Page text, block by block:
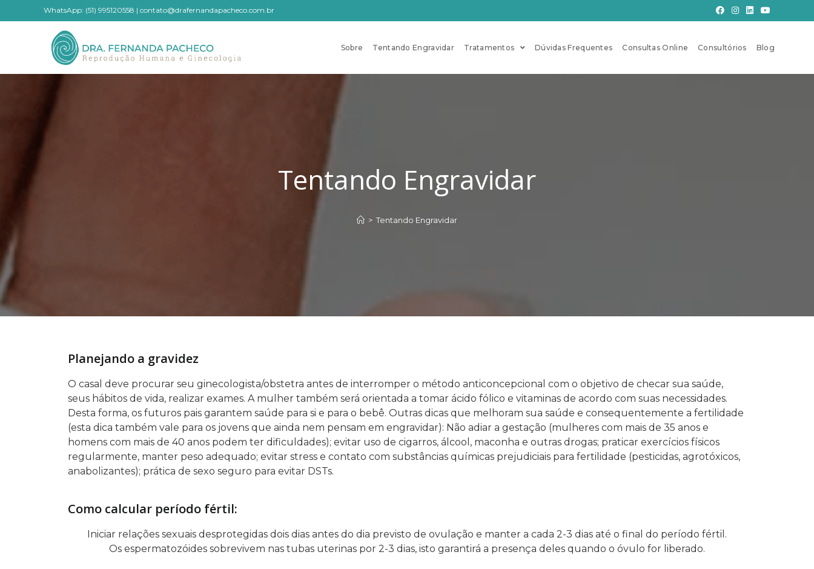
WhatsApp: (51) 995120558 | contato@drafernandapacheco.com.br
Sobre Tentando Engravidar Tratamentos Dúvidas Frequentes Consultas Online Consultórios Blog
Tentando Engravidar
> Tentando Engravidar
Planejando a gravidez
O casal deve procurar seu ginecologista/obstetra antes de interromper o método anticoncepcional com o objetivo de checar sua saúde,
seus hábitos de vida, realizar exames. A mulher também será orientada a tomar ácido fólico e vitaminas de acordo com suas necessidades.
Desta forma, os futuros pais garantem saúde para si e para o bebê. Outras dicas que melhoram sua saúde e consequentemente a fertilidade
(esta dica também vale para os jovens que ainda nem pensam em engravidar): Não adiar a gestação (mulheres com mais de 35 anos e
homens com mais de 40 anos podem ter dificuldades); evitar uso de cigarros, álcool, maconha e outras drogas; praticar exercícios físicos
regularmente, manter peso adequado; evitar stress e contato com substâncias químicas prejudiciais para fertilidade (pesticidas, agrotóxicos,
anabolizantes); prática de sexo seguro para evitar DSTs.
Como calcular período fértil:
Iniciar relações sexuais desprotegidas dois dias antes do dia previsto de ovulação e manter a cada 2-3 dias até o final do período fértil.
Os espermatozóides sobrevivem nas tubas uterinas por 2-3 dias, isto garantirá a presença deles quando o óvulo for liberado.